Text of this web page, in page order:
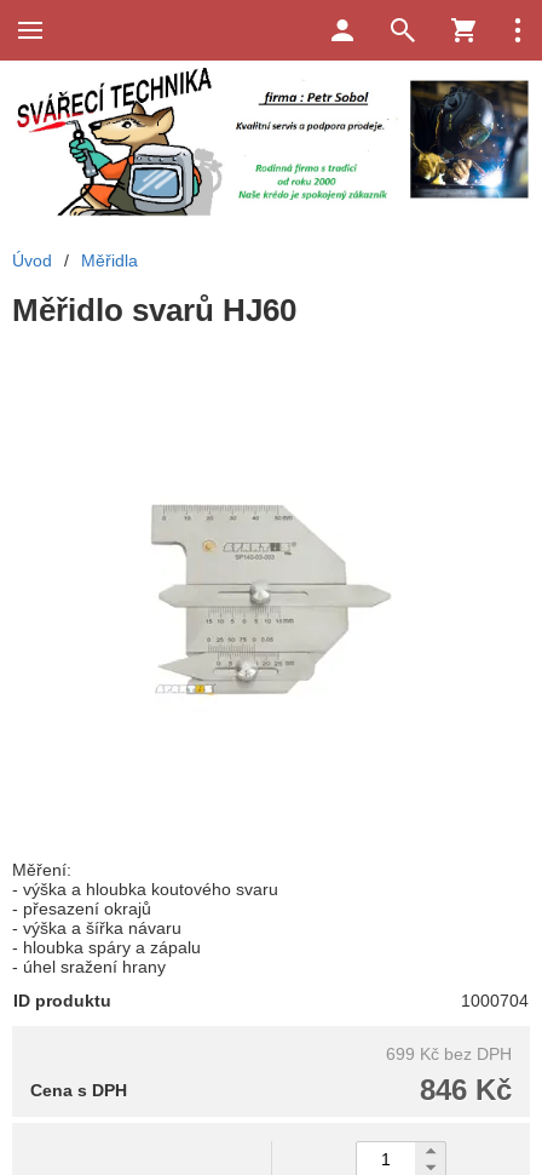
Úvod / Měřidla
Měřidlo svarů HJ60
Měření:
- výška a hloubka koutového svaru
- přesazení okrajů
- výška a šířka návaru
- hloubka spáry a zápalu
- úhel sražení hrany
ID produktu
1000704
699 Kč bez DPH
846 Kč
Cena s DPH